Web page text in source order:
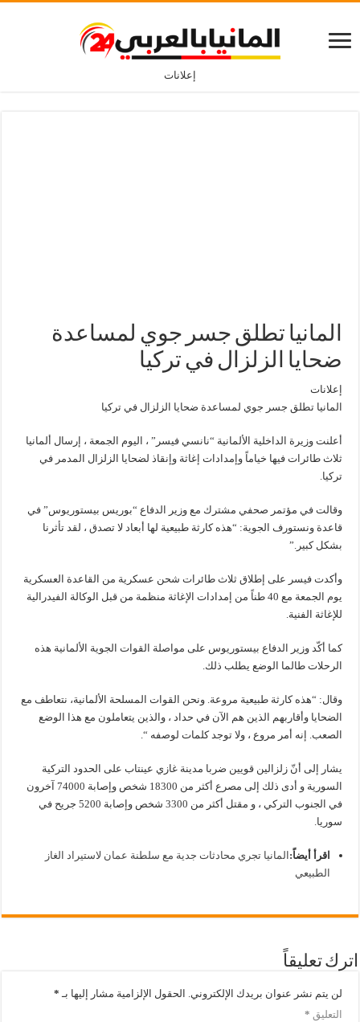
إعلانات
المانيا تطلق جسر جوي لمساعدة
ضحايا الزلزال في تركيا
إعلانات
المانيا تطلق جسر جوي لمساعدة ضحايا الزلزال في تركيا
أعلنت وزيرة الداخلية الألمانية “نانسي فيسر” ، اليوم الجمعة ، إرسال ألمانيا
ثلاث طائرات فيها خياماً وإمدادات إغاثة وإنقاذ لضحايا الزلزال المدمر في
تركيا.
وقالت في مؤتمر صحفي مشترك مع وزير الدفاع “بوريس بيستوريوس” في
قاعدة ونستورف الجوية: “هذه كارثة طبيعية لها أبعاد لا تصدق ، لقد تأثرنا
بشكل كبير.”
وأكدت فيسر على إطلاق ثلاث طائرات شحن عسكرية من القاعدة العسكرية
يوم الجمعة مع 40 طناً من إمدادات الإغاثة منظمة من قبل الوكالة الفيدرالية
للإغاثة الفنية.
كما أكّد وزير الدفاع بيستوريوس على مواصلة القوات الجوية الألمانية هذه
الرحلات طالما الوضع يطلب ذلك.
وقال: “هذه كارثة طبيعية مروعة. ونحن القوات المسلحة الألمانية، نتعاطف مع
الضحايا وأقاربهم الذين هم الآن في حداد ، والذين يتعاملون مع هذا الوضع
الصعب. إنه أمر مروع ، ولا توجد كلمات لوصفه “.
يشار إلى أنّ زلزالين قويين ضربا مدينة غازي عينتاب على الحدود التركية
السورية و أدى ذلك إلى مصرع أكثر من 18300 شخص وإصابة 74000 آخرون
في الجنوب التركي ، و مقتل أكثر من 3300 شخص وإصابة 5200 جريح في
سوريا.
اقرأ أيضاً: المانيا تجري محادثات جدية مع سلطنة عمان لاستيراد الغاز
الطبيعي
اترك تعليقاً
لن يتم نشر عنوان بريدك الإلكتروني. الحقول الإلزامية مشار إليها بـ *
التعليق *